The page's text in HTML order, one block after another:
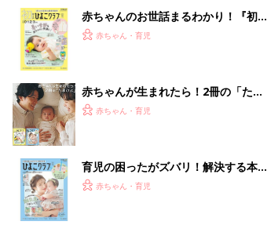
赤ちゃんのお世話まるわかり！『初め
てのひよこクラブ 夏号』〈巻頭大特
赤ちゃん・育児
赤ちゃんが生まれたら！2冊の「たま
ひよ」
赤ちゃん・育児
育児の困ったがズバリ！解決する本
『ひよこクラブ 秋号』 4カ月～2才
赤ちゃん・育児